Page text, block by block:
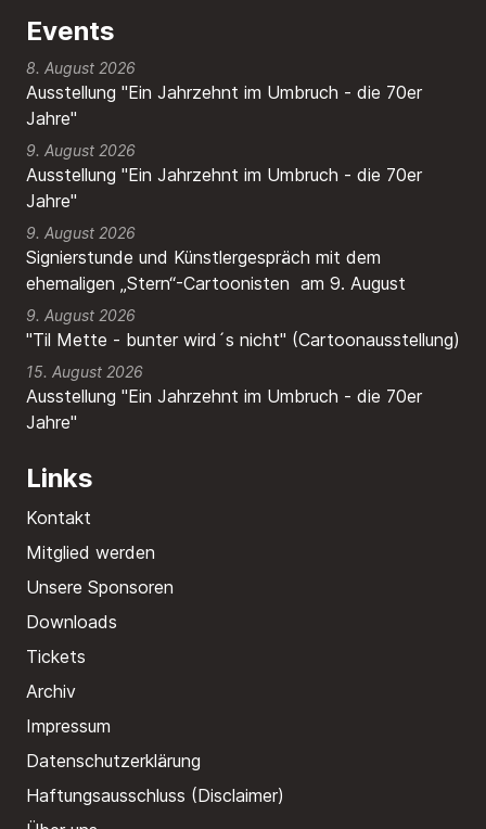
Events
8. August 2026
Ausstellung "Ein Jahrzehnt im Umbruch - die 70er
Jahre"
9. August 2026
Ausstellung "Ein Jahrzehnt im Umbruch - die 70er
Jahre"
9. August 2026
Signierstunde und Künstlergespräch mit dem
ehemaligen „Stern“-Cartoonisten am 9. August
9. August 2026
"Til Mette - bunter wird´s nicht" (Cartoonausstellung)
15. August 2026
Ausstellung "Ein Jahrzehnt im Umbruch - die 70er
Jahre"
Links
Kontakt
Mitglied werden
Unsere Sponsoren
Downloads
Tickets
Archiv
Impressum
Datenschutzerklärung
Haftungsausschluss (Disclaimer)